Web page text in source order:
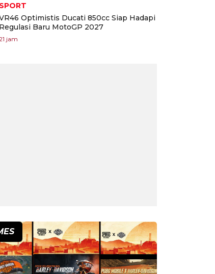
SPORT
Optimistis Ducati 850cc Siap Hadapi
Regulasi Baru MotoGP 2027
jam